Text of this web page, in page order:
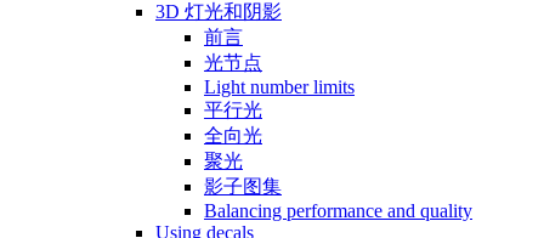
3D 灯光和阴影
前言
光节点
Light number limits
平行光
全向光
聚光
影子图集
Balancing performance and quality
Using decals